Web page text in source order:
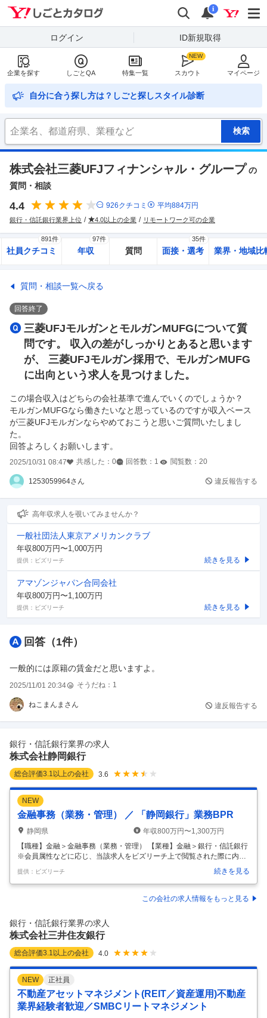
検索
通知
i
ログイン ID新規取得
企業を探す しごとQA 特集一覧 スカウト マイページ
自分に合う探し方は？しごと探しスタイル診断
株式会社三菱UFJフィナンシャル・グループ の
質問・相談
4.4 926クチコミ 平均884万円
銀行・信託銀行業界上位 4.0以上の企業 リモートワーク可の企業
社員クチコミ
891件
年収
97件
質問 面接・選考
35件
業界・地域比
質問・相談一覧へ戻る
回答終了
三菱UFJモルガンとモルガンMUFGについて質
問です。 収入の差がしっかりとあると思います
が、 三菱UFJモルガン採用で、モルガンMUFG
に出向という求人を見つけました。
この場合収入はどちらの会社基準で進んでいくのでしょうか？
モルガンMUFGなら働きたいなと思っているのですが収入ベース
が三菱UFJモルガンならやめておこうと思いご質問いたしまし
た。
回答よろしくお願いします。
2025/10/31 08:47 共感した： 0 回答数： 1 閲覧数： 20
1253059964さん 違反報告する
高年収求人を覗いてみませんか？
一般社団法人東京アメリカンクラブ
年収800万円〜1,000万円
提供：ビズリーチ 続きを見る
アマゾンジャパン合同会社
年収800万円〜1,100万円
提供：ビズリーチ 続きを見る
回答（1件）
一般的には原籍の賃金だと思いますよ。
2025/11/01 20:34 そうだね： 1
ねこまんまさん 違反報告する
銀行・信託銀行業界の求人
株式会社静岡銀行
総合評価3.1 以上の会社 3.6
NEW
金融事務（業務・管理） ／ 「静岡銀行」業務BPR
静岡県
年収800万円〜1,300万円
【職種】金融＞金融事務（業務・管理） 【業種】金融＞銀行・信託銀行
※会員属性などに応じ、当該求人をビズリーチ上で閲覧された際に内容
が異なる場合があります 【当行の紹介】 しずおかフィナンシャルグルー
プは、基本理念「地域とともに夢と豊かさを広げます。」のもと、 マテ
リアリティに基づいた企業活動を展開し、全てのステークホルダーに多
様な価値を提供することで、 社会価値の創造と企業価値の向上を目指し
ジタルを活用した解決策の企画・推進に関わる業務をお任せ致します。
・ＡＩを活用した業務ＢＰＲ施策 ・デジタルデバイスを活用した業務Ｂ
ＰＲ…
提供：ビズリーチ 続きを見る
この会社の求人情報をもっと見る
銀行・信託銀行業界の求人
株式会社三井住友銀行
総合評価3.1 以上の会社 4.0
NEW 正社員
不動産アセットマネジメント(REIT／資産運用)不動産
業界経験者歓迎／SMBCリートマネジメント